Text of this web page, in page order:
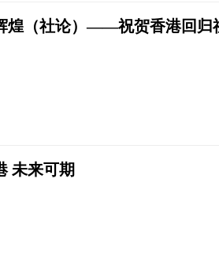
煌（社论）——祝贺香港回归
未来可期